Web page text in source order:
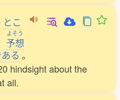
とこ
よそう
予想
る 。
hindsight about the
all.